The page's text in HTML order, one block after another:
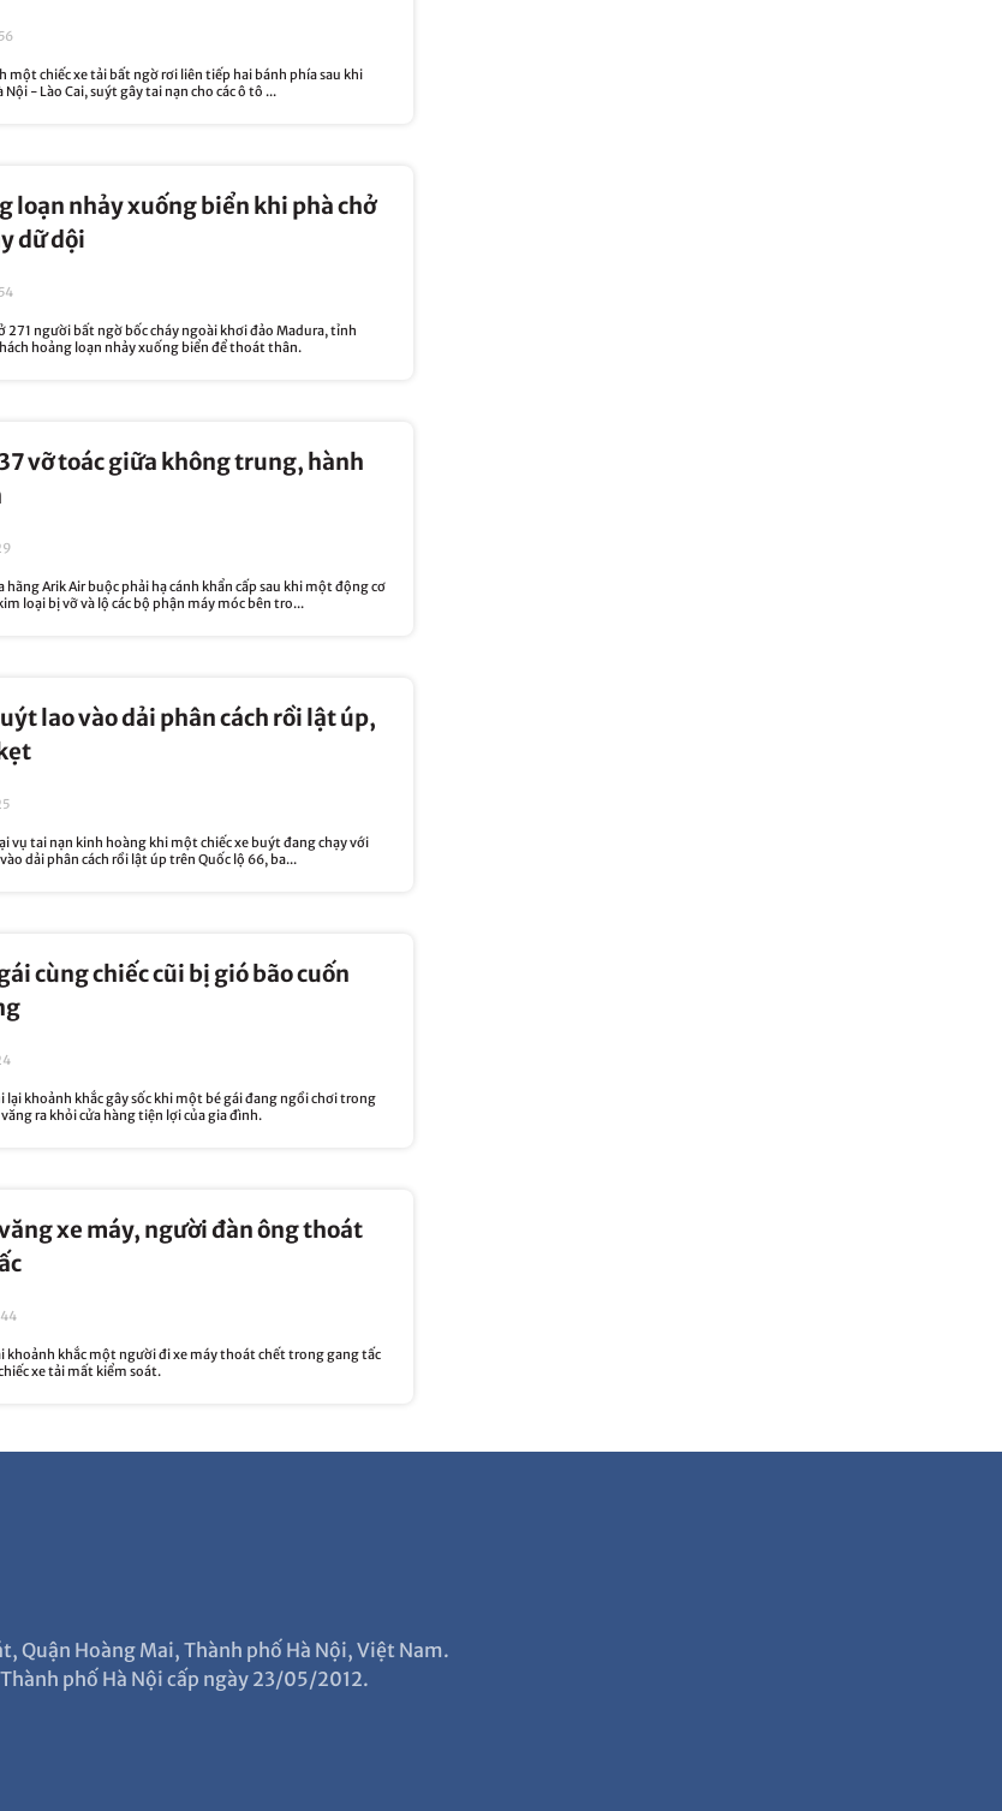
một chiếc xe tải bất ngờ rơi liên tiếp hai bánh phía sau khi
- Lào Cai, suýt gây tai nạn cho các ô tô ...
loạn nhảy xuống biển khi phà chở
dữ dội
271 người bất ngờ bốc cháy ngoài khơi đảo Madura, tỉnh
hoảng loạn nhảy xuống biển để thoát thân.
vỡ toác giữa không trung, hành
hãng Arik Air buộc phải hạ cánh khẩn cấp sau khi một động cơ
loại bị vỡ và lộ các bộ phận máy móc bên tro...
lao vào dải phân cách rồi lật úp,
vụ tai nạn kinh hoàng khi một chiếc xe buýt đang chạy với
dải phân cách rồi lật úp trên Quốc lộ 66, ba...
cùng chiếc cũi bị gió bão cuốn
lại khoảnh khắc gây sốc khi một bé gái đang ngồi chơi trong
ra khỏi cửa hàng tiện lợi của gia đình.
xe máy, người đàn ông thoát
khoảnh khắc một người đi xe máy thoát chết trong gang tấc
xe tải mất kiểm soát.
Quận Hoàng Mai, Thành phố Hà Nội, Việt Nam.
phố Hà Nội cấp ngày 23/05/2012.